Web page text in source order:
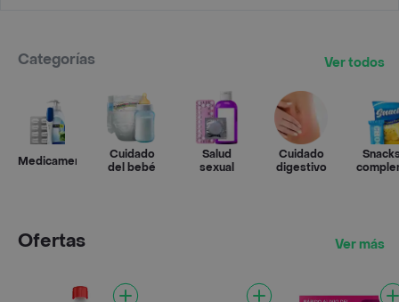
Categorías Ver todos
Medicamentos
Cuidado
del bebé
Salud
sexual
Cuidado
digestivo
Ofertas Ver más